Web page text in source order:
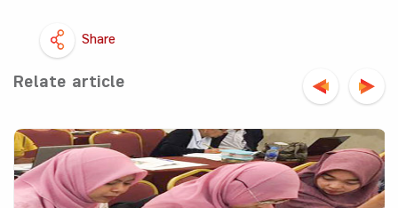
Share
Relate article